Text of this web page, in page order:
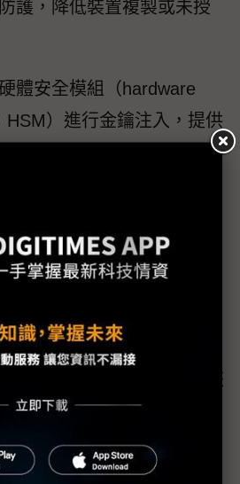
護，降低裝置複製或未授
體安全模組（hardware
HSM）進行金鑰注入，提供
證注入流程，協助客戶於
建立安全信任根，進一步
加速未來安全架構落地
不僅在於解決「安全記憶
發者處理許多原本需自行
1. 提供即用型API，便於整
金鑰安全儲存與區域存取
理，節省主機資源。3. 專
供ISO 26262（功能安